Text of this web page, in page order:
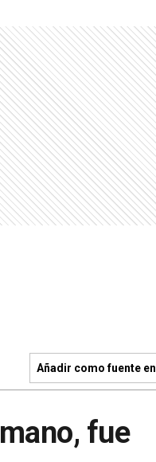
Añadir como fuente en
fue